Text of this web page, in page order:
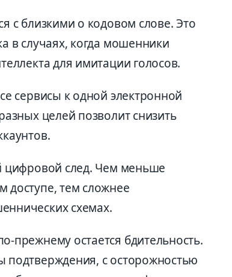
с близкими о кодовом слове. Это
в случаях, когда мошенники
для имитации голосов.
сервисы к одной электронной
целей позволит снизить
цифровой след. Чем меньше
доступе, тем сложнее
схемах.
прежнему остается бдительность.
с осторожностью